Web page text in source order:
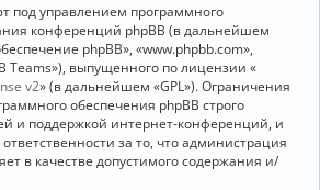
под управлением программного
конференций phpBB (в дальнейшем
phpBB», «www.phpbb.com»,
Teams»), выпущенного по лицензии «
v2» (в дальнейшем «GPL»). Ограничения
обеспечения phpBB строго
и поддержкой интернет-конференций, и
за то, что администрация
в качестве допустимого содержания и/